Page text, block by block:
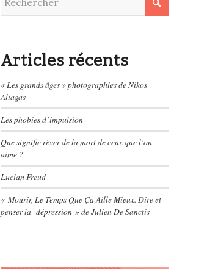
Articles récents
« Les grands âges » photographies de Nikos
Aliagas
Les phobies d’impulsion
Que signifie rêver de la mort de ceux que l’on
aime ?
Lucian Freud
« Mourir, Le Temps Que Ça Aille Mieux. Dire et
penser la dépression » de Julien De Sanctis